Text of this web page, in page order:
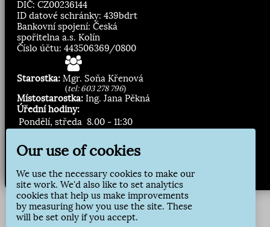
DIČ: CZ00236144
ID datové schránky: 439bdrt
Bankovní spojení: Česká
spořitelna a.s. Kolín
Číslo účtu: 443506369/0800
Starostka: Mgr. Soňa Křenová
(tel: 603 278 796)
Místostarostka: Ing. Jana Pěkná
Úřední hodiny:
Pondělí, středa 8.00 - 11:30
Přihlásit odběr
Our use of cookies
We use the necessary cookies to make our
site work. We'd also like to set analytics
cookies that help us make improvements
by measuring how you use the site. These
will be set only if you accept.